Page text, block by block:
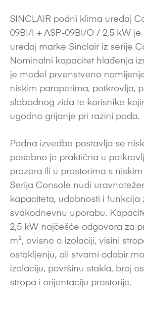
SINCLAIR podni klima uređaj
09BI/I + ASP-09BI/O / 2,5 kW
uređaj marke Sinclair iz serije
Nominalni kapacitet hlađenja
je model prvenstveno
niskim parapetima, potkrovlja,
slobodnog zida te korisnike
ugodno grijanje pri razini poda.
Podna izvedba postavlja se
posebno je praktična u
prozora ili u prostorima s
Serija Console nudi
kapaciteta, udobnosti i funkcija
svakodnevnu uporabu.
2,5 kW najčešće odgovara za
m², ovisno o izolaciji, visini
ostakljenju, ali stvarni odabir
izolaciju, površinu stakla, broj
stropa i orijentaciju prostorije.